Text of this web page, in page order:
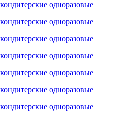
одноразовые
одноразовые
одноразовые
одноразовые
одноразовые
одноразовые
одноразовые